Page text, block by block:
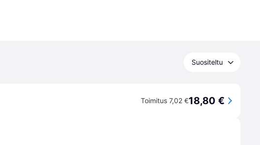
Suositeltu
Toimitus 7,02 €18,80 €